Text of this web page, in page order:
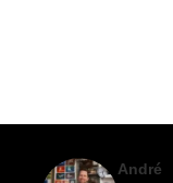
André